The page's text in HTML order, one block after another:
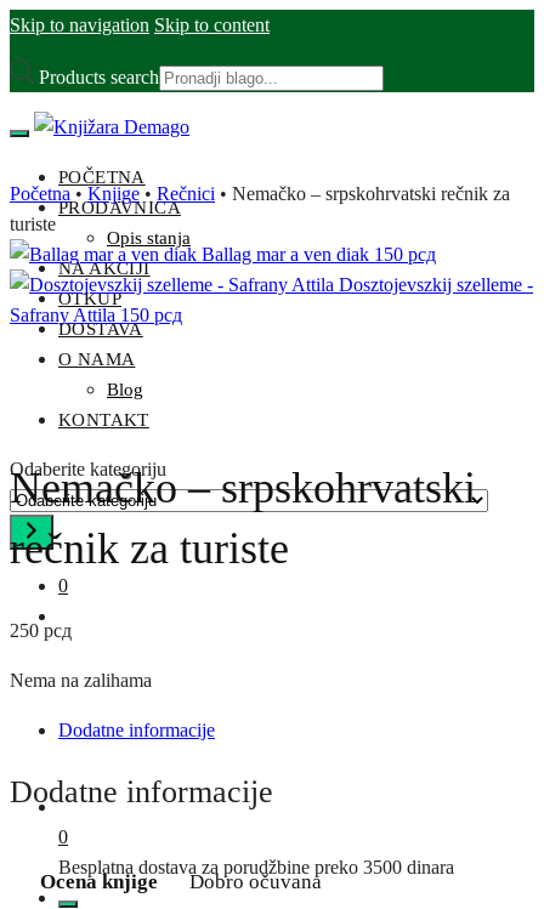
Skip to navigation Skip to content
Products search
POČETNA
PRODAVNICA
Opis stanja
NA AKCIJI
OTKUP
DOSTAVA
O NAMA
Blog
KONTAKT
Odaberite kategoriju
0
0
Besplatna dostava za porudžbine preko 3500 dinara
Početna • Knjige • Rečnici • Nemačko – srpskohrvatski rečnik za
turiste
Ballag mar a ven diak 150 рсд
Dosztojevszkij szelleme -
Safrany Attila 150 рсд
Nemačko – srpskohrvatski
rečnik za turiste
250 рсд
Nema na zalihama
Dodatne informacije
Dodatne informacije
Ocena knjige Dobro očuvana